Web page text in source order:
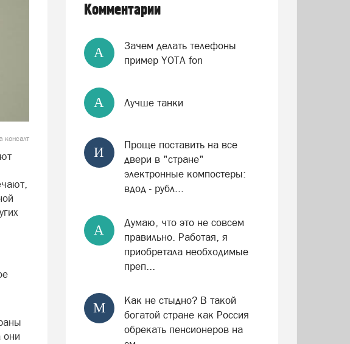
консалт
они
Комментарии
А
Зачем делать телефоны
пример YOTA fon
А Лучше танки
И
Проще поставить на все
двери в "стране"
электронные компостеры:
вдод - рубл...
А
Думаю, что это не совсем
правильно. Работая, я
приобретала необходимые
преп...
М
Как не стыдно? В такой
богатой стране как Россия
обрекать пенсионеров на